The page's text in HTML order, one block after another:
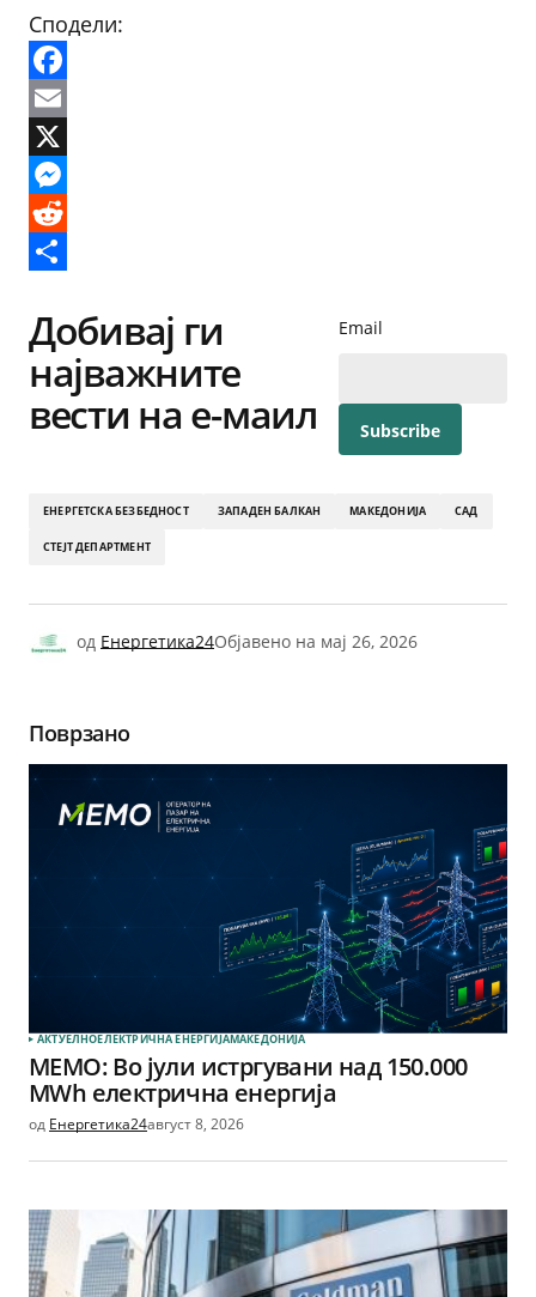
Сподели:
Facebook
Email
X
Messenger
Reddit
Добивај ги
најважните
вести на е-маил
Email
ЕНЕРГЕТСКА БЕЗБЕДНОСТ ЗАПАДЕН БАЛКАН МАКЕДОНИЈА САД
СТЕЈТ ДЕПАРТМЕНТ
од Енергетика24Објавено на мај 26, 2026
Поврзано
АКТУЕЛНОЕЛЕКТРИЧНА ЕНЕРГИЈАМАКЕДОНИЈА
МЕМО: Во јули истргувани над 150.000
MWh електрична енергија
од Енергетика24август 8, 2026